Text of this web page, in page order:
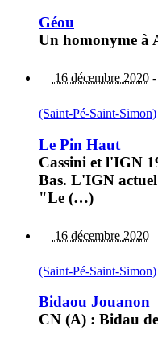
Géou
Un homonyme à
16 décembre 2020 -
(Saint-Pé-Saint-Simon)
Le Pin Haut
Cassini et l'IGN
Bas. L'IGN
"Le (…)
16 décembre 2020
(Saint-Pé-Saint-Simon)
Bidaou Jouanon
CN (A) : Bidau